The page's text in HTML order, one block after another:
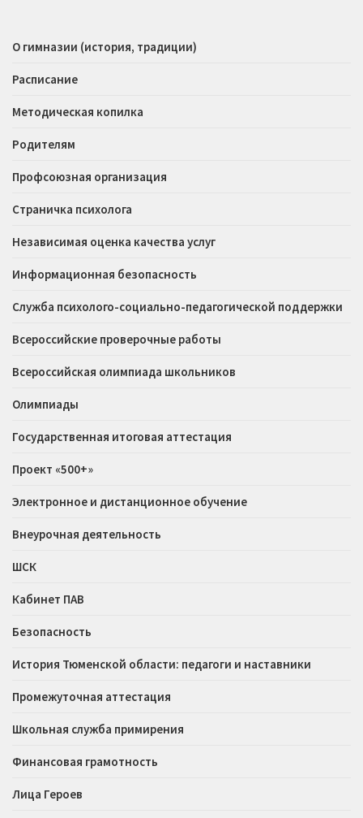
О гимназии (история, традиции)
Расписание
Методическая копилка
Родителям
Профсоюзная организация
Страничка психолога
Независимая оценка качества услуг
Информационная безопасность
Служба психолого-социально-педагогической поддержки
Всероссийские проверочные работы
Всероссийская олимпиада школьников
Олимпиады
Государственная итоговая аттестация
Проект «500+»
Электронное и дистанционное обучение
Внеурочная деятельность
ШСК
Кабинет ПАВ
Безопасность
История Тюменской области: педагоги и наставники
Промежуточная аттестация
Школьная служба примирения
Финансовая грамотность
Лица Героев